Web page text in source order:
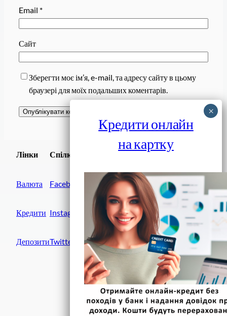
Email *
Сайт
Зберегти моє ім’я, e-mail, та адресу сайту в цьому
браузері для моїх подальших коментарів.
Лінки
Валюта
Кредити
Депозити
Спілки
Facebook
Instagram
Twitter
Завантажити
Фінанси IN UA
вулиця Хрещатик, 14
Київ, 01001
Кредити онлайн
на картку